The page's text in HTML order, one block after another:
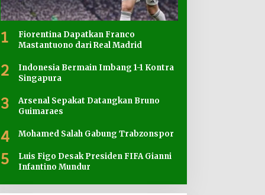
1
Fiorentina Dapatkan Franco
Mastantuono dari Real Madrid
2
Indonesia Bermain Imbang 1-1 Kontra
Singapura
3
Arsenal Sepakat Datangkan Bruno
Guimaraes
4 Mohamed Salah Gabung Trabzonspor
5
Luis Figo Desak Presiden FIFA Gianni
Infantino Mundur